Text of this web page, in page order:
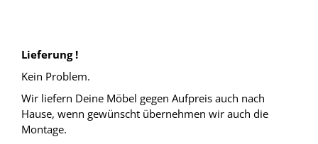
Lieferung !
Kein Problem.
Wir liefern Deine Möbel gegen Aufpreis auch nach
Hause, wenn gewünscht übernehmen wir auch die
Montage.